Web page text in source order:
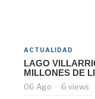
ACTUALIDAD
LAGO
MILLONES DE
06 Ago 6 views